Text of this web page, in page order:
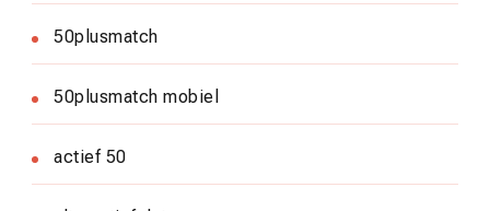
50plusmatch
50plusmatch mobiel
actief 50